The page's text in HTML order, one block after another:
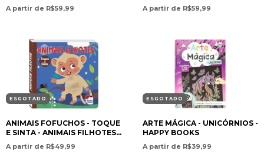
A partir de R$59,99 A partir de R$59,99
ESGOTADO
ANIMAIS FOFUCHOS - TOQUE
E SINTA - ANIMAIS FILHOTES-
HAPPY BOOKS
A partir de R$49,99
ESGOTADO
ARTE MÁGICA - UNICÓRNIOS -
HAPPY BOOKS
A partir de R$39,99